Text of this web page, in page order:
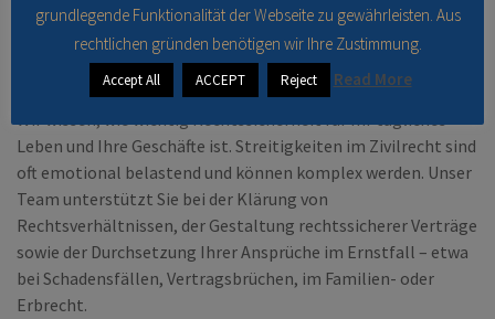
die Durchsetzung von Ansprüchen wie Gewährleistung,
Schadensersatz oder Rücktritt – sowohl außergerichtlich als
auch vor den Zivilgerichten.
Leben und Ihre Geschäfte ist. Streitigkeiten im Zivilrecht sind
oft emotional belastend und können komplex werden. Unser
Team unterstützt Sie bei der Klärung von
Rechtsverhältnissen, der Gestaltung rechtssicherer Verträge
sowie der Durchsetzung Ihrer Ansprüche im Ernstfall – etwa
bei Schadensfällen, Vertragsbrüchen, im Familien- oder
Erbrecht.
grundlegende Funktionalität der Webseite zu gewährleisten. Aus
rechtlichen gründen benötigen wir Ihre Zustimmung.
Accept All ACCEPT Reject Read More